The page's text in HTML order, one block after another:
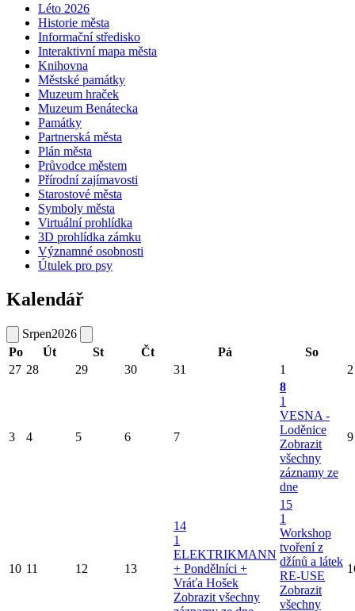
Léto 2026
Historie města
Informační středisko
Interaktivní mapa města
Knihovna
Městské památky
Muzeum hraček
Muzeum Benátecka
Památky
Partnerská města
Plán města
Průvodce městem
Přírodní zajímavosti
Starostové města
Symboly města
Virtuální prohlídka
3D prohlídka zámku
Významné osobnosti
Útulek pro psy
Kalendář
Srpen2026
Po
Út St Čt Pá
So
27 28 29 30 31 1 2
3 4 5 6 7
8
1
VESNA -
Loděnice
Zobrazit
všechny
záznamy ze
dne
9
10 11 12 13
14
1
ELEKTRIKMANN
+ Pondělníci +
Vráťa Hošek
Zobrazit všechny
15
1
Workshop
tvoření z
džínů a látek
RE-USE
Zobrazit
všechny